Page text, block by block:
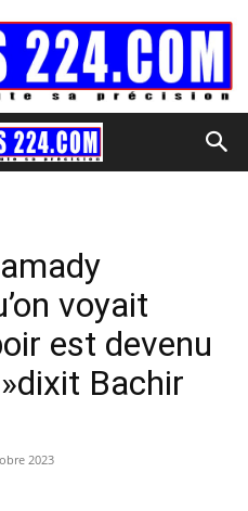
voyait
est devenu
Bachir
2023